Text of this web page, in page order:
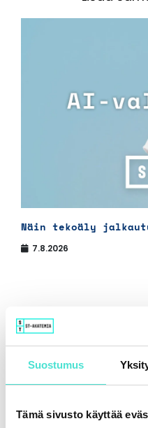
Suostumus
Tämä sivusto käyttää
Näin tekoäly
7.8.2026